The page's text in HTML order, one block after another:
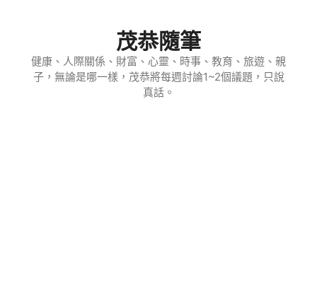
茂恭隨筆
健康、人際關係、財富、心靈、時事、教育、旅遊、親
子，無論是哪一樣，茂恭將每週討論1~2個議題，只說
真話。